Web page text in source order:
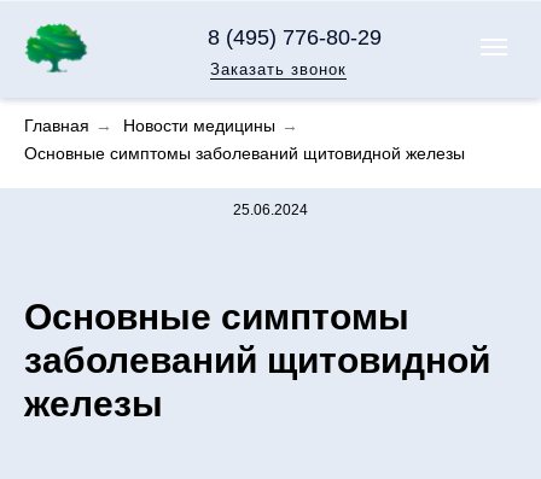
8 (495) 776-80-29
Заказать звонок
Главная → Новости медицины →
Основные симптомы заболеваний щитовидной железы
25.06.2024
Основные симптомы
заболеваний щитовидной
железы